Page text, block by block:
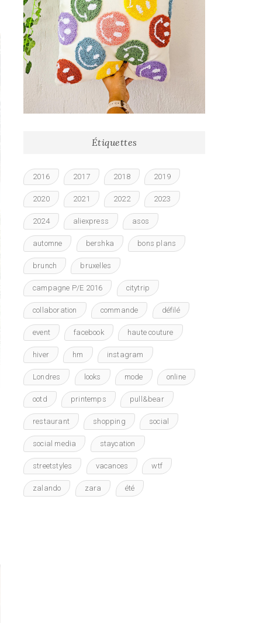
Étiquettes
2016 2017 2018 2019
2020 2021 2022 2023
2024 aliexpress asos
automne bershka bons plans
brunch bruxelles
campagne P/E 2016 citytrip
collaboration commande défilé
event facebook haute couture
hiver hm instagram
Londres looks mode online
ootd printemps pull&bear
restaurant shopping social
social media staycation
streetstyles vacances wtf
zalando zara été